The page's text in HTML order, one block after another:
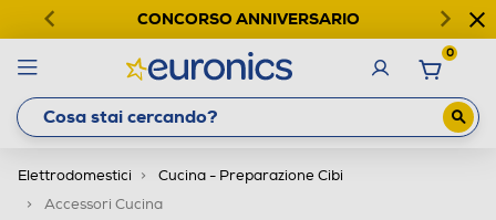
CONCORSO ANNIVERSARIO
0
Elettrodomestici
Cucina - Preparazione Cibi
Accessori Cucina